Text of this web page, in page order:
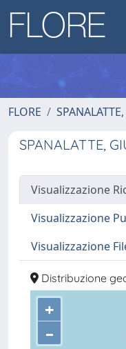
FLORE
SPANALATTE,
Visualizzazione
Visualizzazione
Visualizzazione
Distribuzione
+
–